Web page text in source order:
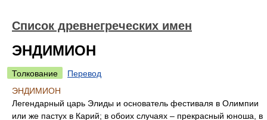
Список древнегреческих имен
ЭНДИМИОН
Толкование
Перевод
ЭНДИМИОН
Легендарный царь Элиды и основатель фестиваля в Олимпии
или же пастух в Карий; в обоих случаях – прекрасный юноша, в